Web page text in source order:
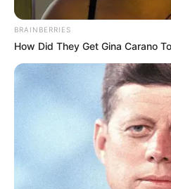
BRAINBERRIES
How Did They Get Gina Carano